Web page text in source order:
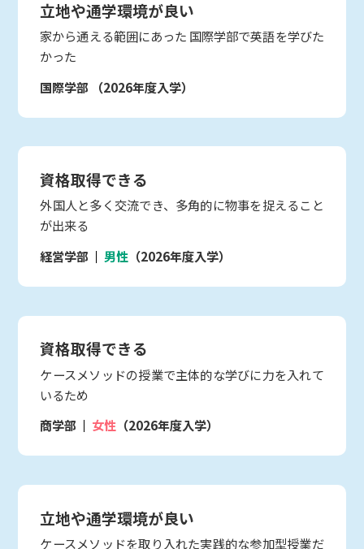
立地や通学環境が良い
家から通える範囲にあった 国際学部で英語を学びた
かった
国際学部
（2026年度入学）
資格取得できる
外国人と多く交流でき、多角的に物事を捉えること
が出来る
経営学部
男性 （2026年度入学）
資格取得できる
ケースメソッドの授業で主体的な学びに力を入れて
いるため
商学部
女性 （2026年度入学）
立地や通学環境が良い
ケースメソッドを取り入れた実践的な参加型授業だ